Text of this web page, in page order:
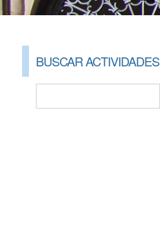
BUSCAR ACTIVIDADES